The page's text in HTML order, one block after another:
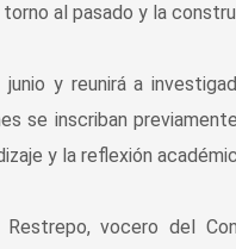
al pasado y la
y reunirá a
se inscriban
y la reflexión
vocero del